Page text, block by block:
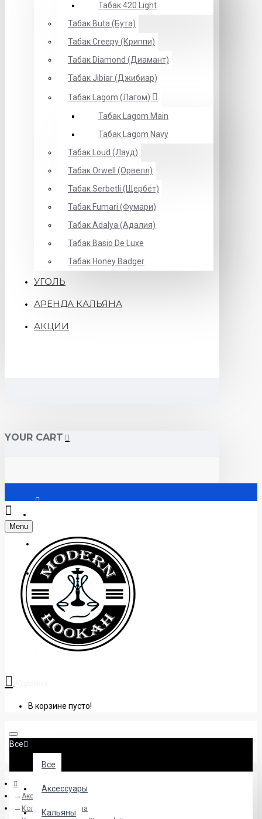
Табак 420 Light
Табак Buta (Бута)
Табак Creepy (Криппи)
Табак Diamond (Диамант)
Табак Jibiar (Джибиар)
Табак Lagom (Лагом)
Табак Lagom Main
Табак Lagom Navy
Табак Loud (Лауд)
Табак Orwell (Орвелл)
Табак Serbetli (Щербет)
Табак Fumari (Фумари)
Табак Adalya (Адалия)
Табак Basio De Luxe
Табак Honey Badger
УГОЛЬ
АРЕНДА КАЛЬЯНА
АКЦИИ
YOUR CART
Регистрация
+38 (095) 945 04 33
Menu
В корзине пусто!
Все
Все
Аксессуары
Кальяны
Аксессуары
Колбы для кальяна